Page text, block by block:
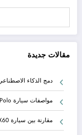
مقالات جديدة
دمج الذكاء
مواصفات سيارة Volkswagen ID.Polo الكهربائية 2026
مقارنة بين سيارة Volvo EX60 و BMW iX3 الكهربائية